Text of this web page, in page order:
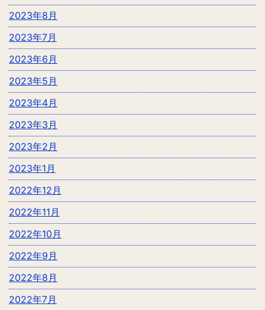
2023年8月
2023年7月
2023年6月
2023年5月
2023年4月
2023年3月
2023年2月
2023年1月
2022年12月
2022年11月
2022年10月
2022年9月
2022年8月
2022年7月